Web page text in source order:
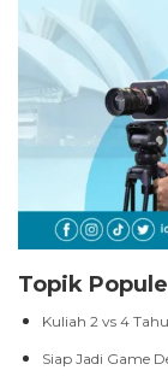
Topik
Kuliah 2 vs 4
Siap Jadi Game